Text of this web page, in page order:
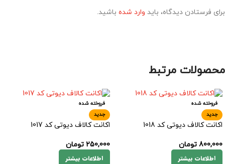
برای فرستادن دیدگاه، باید وارد شده باشید.
محصولات مرتبط
فروخته شده
جدید
اکانت کالاف دیوتی کد 1018
800,000 تومان
اطلاعات بیشتر
فروخته شده
جدید
اکانت کالاف دیوتی کد 1017
250,000 تومان
اطلاعات بیشتر